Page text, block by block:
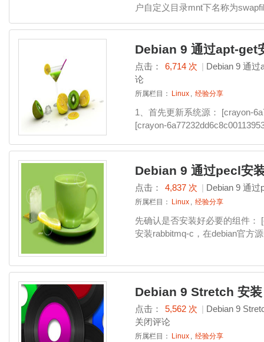
户自定义目录mnt下名称为
Debian 9 通过apt-get
点击： 6,714 次 | Debian 9 通过
论
所属栏目： Linux , 经验分享
1、首先更新系统源： [crayon-
[crayon-
Debian 9 通过pecl安
点击： 4,837 次 | Debian 9 通过
所属栏目： Linux , 经验分享
先确认是否安装好必要的组件：
安装rabbitmq-c，在debian官方
Debian 9 Stretch 安
点击： 5,562 次 | Debian 9
关闭评论
所属栏目： Linux , 经验分享